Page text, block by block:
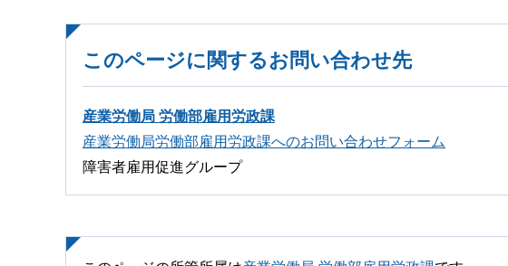
このページに関するお問い合わせ先
産業労働局 労働部雇用労政課
産業労働局労働部雇用労政課へのお問い合わせフォーム
障害者雇用促進グループ